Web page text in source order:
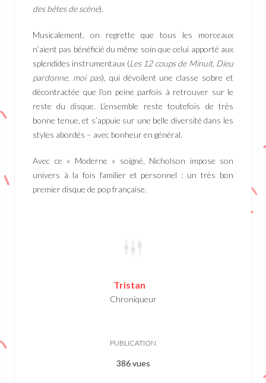
des bêtes de scène).
Musicalement, on regrette que tous les morceaux
n’aient pas bénéficié du même soin que celui apporté aux
splendides instrumentaux (Les 12 coups de Minuit, Dieu
pardonne, moi pas), qui dévoilent une classe sobre et
décontractée que l’on peine parfois à retrouver sur le
reste du disque. L’ensemble reste toutefois de très
bonne tenue, et s’appuie sur une belle diversité dans les
styles abordés – avec bonheur en général.
Avec ce « Moderne » soigné, Nicholson impose son
univers à la fois familier et personnel : un très bon
premier disque de pop française.
Tristan
Chroniqueur
PUBLICATION
386 vues